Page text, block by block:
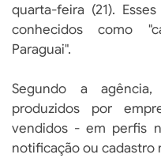
quarta-feira (21).
conhecidos como
Paraguai".
Segundo a
produzidos por
vendidos - em perfis
notificação ou cadastro